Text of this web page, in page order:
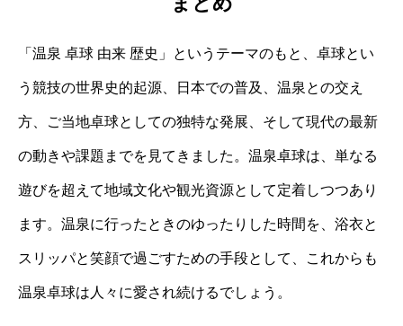
「温泉 卓球 由来 歴史」というテーマのもと、卓球とい
う競技の世界史的起源、日本での普及、温泉との交え
方、ご当地卓球としての独特な発展、そして現代の最新
の動きや課題までを見てきました。温泉卓球は、単なる
遊びを超えて地域文化や観光資源として定着しつつあり
ます。温泉に行ったときのゆったりした時間を、浴衣と
スリッパと笑顔で過ごすための手段として、これからも
温泉卓球は人々に愛され続けるでしょう。